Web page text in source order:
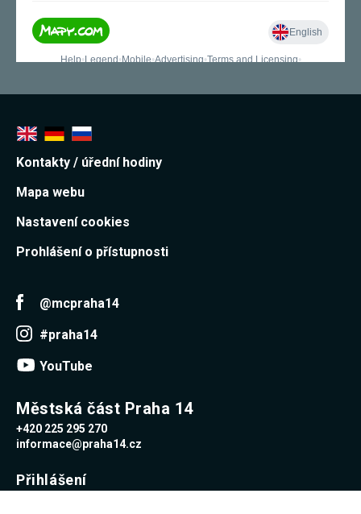
Kontakty / úřední hodiny
Mapa webu
Nastavení cookies
Prohlášení o přístupnosti
@mcpraha14
#praha14
YouTube
Městská část Praha 14
+420 225 295 270
informace@praha14.cz
Přihlášení